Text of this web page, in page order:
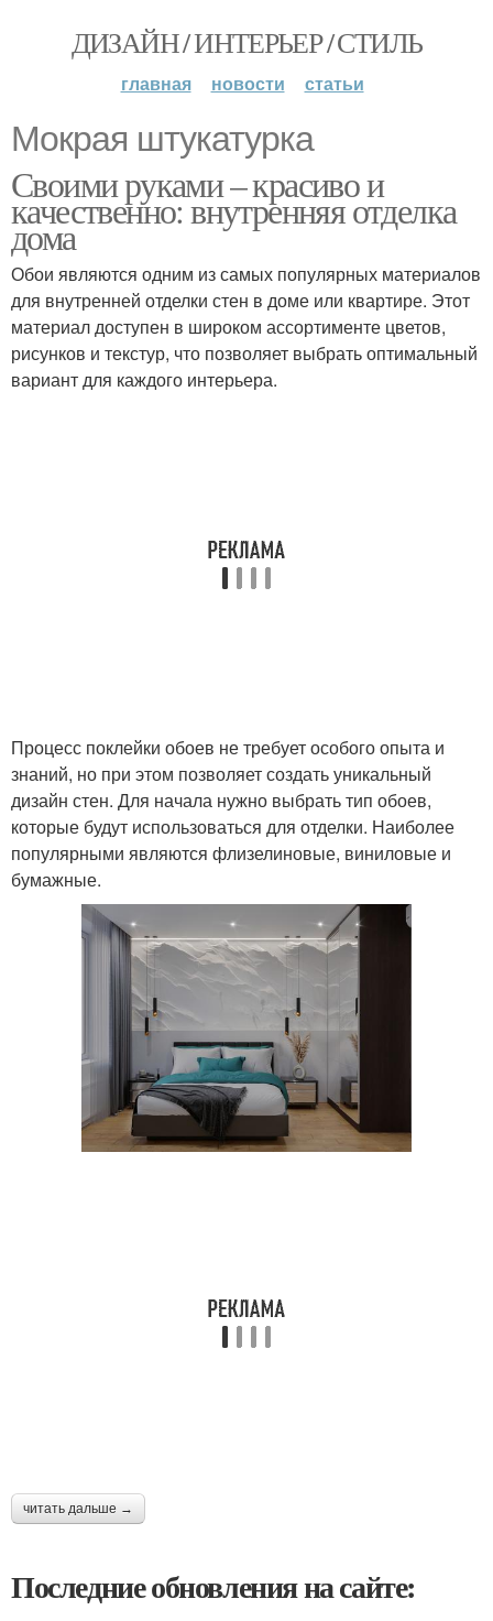
ДИЗАЙН / ИНТЕРЬЕР / СТИЛЬ
главная новости статьи
Мокрая штукатурка
Своими руками – красиво и
качественно: внутренняя отделка
дома
Обои являются одним из самых популярных материалов
для внутренней отделки стен в доме или квартире. Этот
материал доступен в широком ассортименте цветов,
рисунков и текстур, что позволяет выбрать оптимальный
вариант для каждого интерьера.
Процесс поклейки обоев не требует особого опыта и
знаний, но при этом позволяет создать уникальный
дизайн стен. Для начала нужно выбрать тип обоев,
которые будут использоваться для отделки. Наиболее
популярными являются флизелиновые, виниловые и
бумажные.
читать дальше →
Последние обновления на сайте: